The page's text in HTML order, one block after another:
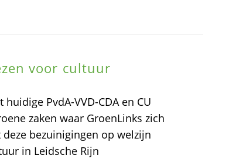
voor cultuur
PvdA-VVD-CDA en CU
zaken waar GroenLinks zich
bezuinigingen op welzijn
in Leidsche Rijn